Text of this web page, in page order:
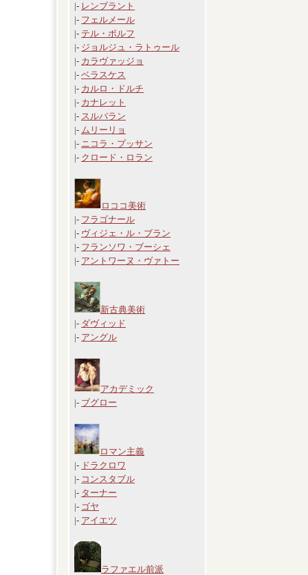
|- レンブラント
|- フェルメール
|- テル・ボルフ
|- ジョルジュ・ラトゥール
|- カラヴァッジョ
|- ベラスケス
|- カルロ・ドルチ
|- カナレット
|- スルバラン
|- ムリーリョ
|- ニコラ・プッサン
|- クロード・ロラン
ロココ美術
|- フラゴナール
|- ヴィジェ・ル・ブラン
|- フランソワ・ブーシェ
|- アントワーヌ・ヴァトー
新古典美術
|- ダヴィッド
|- アングル
アカデミック
|- ブグロー
ロマン主義
|- ドラクロワ
|- コンスタブル
|- ターナー
|- ゴヤ
|- アイエツ
ラファエル前派